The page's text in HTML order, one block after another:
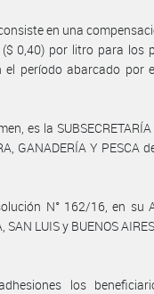
en una
($ 0,40) por litro para los
el período abarcado por
es la SUBSECRETARÍA
GANADERÍA Y PESCA
N° 162/16, en su
SAN LUIS y BUENOS
los